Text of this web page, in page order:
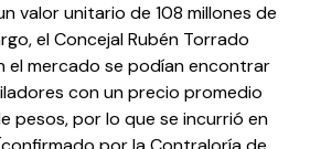
valor unitario de 108 millones de
el Concejal Rubén Torrado
el mercado se podían encontrar
con un precio promedio
pesos, por lo que se incurrió en